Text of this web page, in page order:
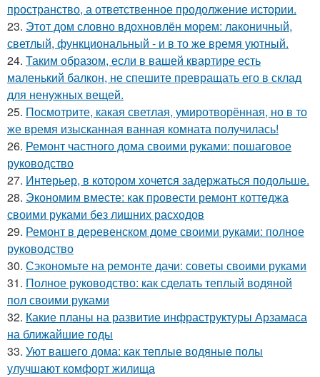
пространство, а ответственное продолжение истории.
23. Этот дом словно вдохновлён морем: лаконичный,
светлый, функциональный - и в то же время уютный.
24. Таким образом, если в вашей квартире есть
маленький балкон, не спешите превращать его в склад
для ненужных вещей.
25. Посмотрите, какая светлая, умиротворённая, но в то
же время изысканная ванная комната получилась!
26. Ремонт частного дома своими руками: пошаговое
руководство
27. Интерьер, в котором хочется задержаться подольше.
28. Экономим вместе: как провести ремонт коттеджа
своими руками без лишних расходов
29. Ремонт в деревенском доме своими руками: полное
руководство
30. Сэкономьте на ремонте дачи: советы своими руками
31. Полное руководство: как сделать теплый водяной
пол своими руками
32. Какие планы на развитие инфраструктуры Арзамаса
на ближайшие годы
33. Уют вашего дома: как теплые водяные полы
улучшают комфорт жилища